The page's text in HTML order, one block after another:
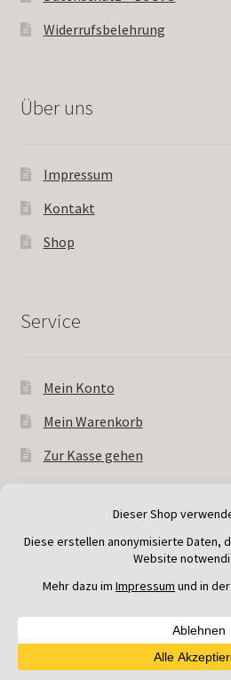
Kakteen-Shop
Verwerfen
Widerrufsbelehrung
Über uns
Impressum
Kontakt
Shop
Service
Mein Konto
Mein Warenkorb
Zur Kasse gehen